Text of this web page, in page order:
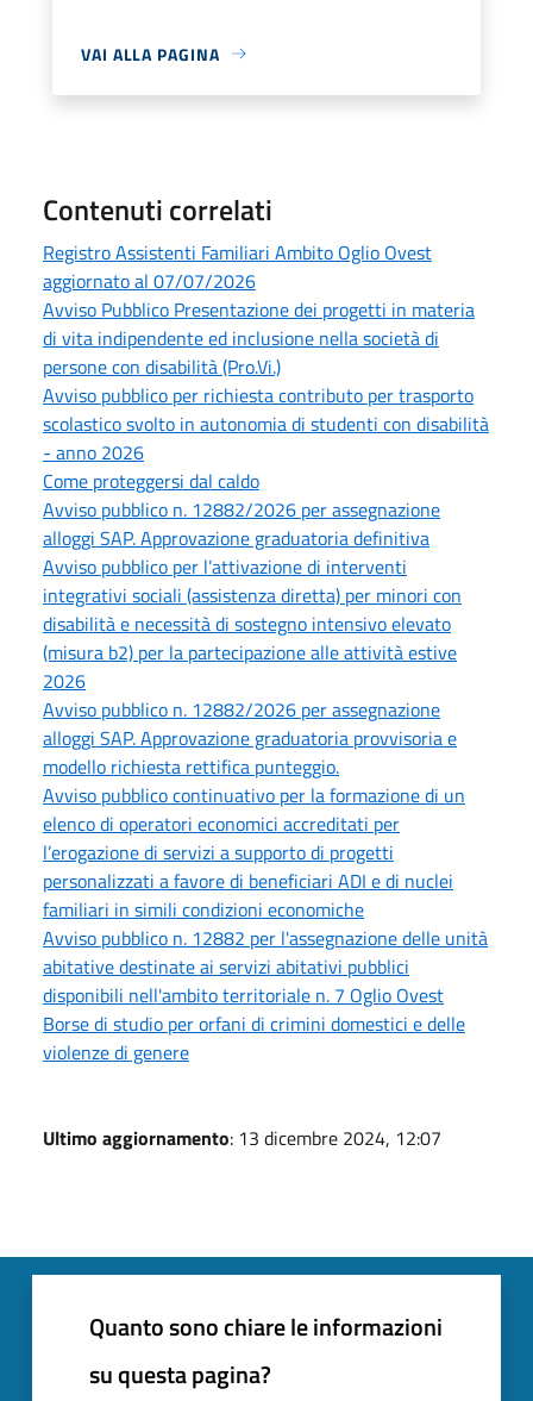
VAI ALLA PAGINA
Contenuti correlati
Registro Assistenti Familiari Ambito Oglio Ovest
aggiornato al 07/07/2026
Avviso Pubblico Presentazione dei progetti in materia
di vita indipendente ed inclusione nella società di
persone con disabilità (Pro.Vi.)
Avviso pubblico per richiesta contributo per trasporto
scolastico svolto in autonomia di studenti con disabilità
- anno 2026
Come proteggersi dal caldo
Avviso pubblico n. 12882/2026 per assegnazione
alloggi SAP. Approvazione graduatoria definitiva
Avviso pubblico per l’attivazione di interventi
integrativi sociali (assistenza diretta) per minori con
disabilità e necessità di sostegno intensivo elevato
(misura b2) per la partecipazione alle attività estive
2026
Avviso pubblico n. 12882/2026 per assegnazione
alloggi SAP. Approvazione graduatoria provvisoria e
modello richiesta rettifica punteggio.
Avviso pubblico continuativo per la formazione di un
elenco di operatori economici accreditati per
l’erogazione di servizi a supporto di progetti
personalizzati a favore di beneficiari ADI e di nuclei
familiari in simili condizioni economiche
Avviso pubblico n. 12882 per l'assegnazione delle unità
abitative destinate ai servizi abitativi pubblici
disponibili nell'ambito territoriale n. 7 Oglio Ovest
Borse di studio per orfani di crimini domestici e delle
violenze di genere
Ultimo aggiornamento: 13 dicembre 2024, 12:07
Quanto sono chiare le informazioni
su questa pagina?